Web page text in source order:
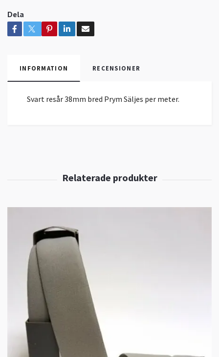
Dela
INFORMATION RECENSIONER
Svart resår 38mm bred Prym Säljes per meter.